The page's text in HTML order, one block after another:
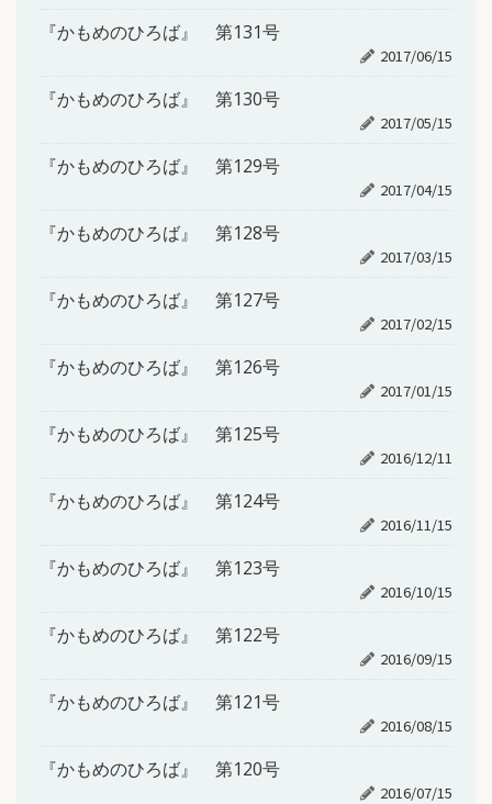
『かもめのひろば』 第131号
2017/06/15
『かもめのひろば』 第130号
2017/05/15
『かもめのひろば』 第129号
2017/04/15
『かもめのひろば』 第128号
2017/03/15
『かもめのひろば』 第127号
2017/02/15
『かもめのひろば』 第126号
2017/01/15
『かもめのひろば』 第125号
2016/12/11
『かもめのひろば』 第124号
2016/11/15
『かもめのひろば』 第123号
2016/10/15
『かもめのひろば』 第122号
2016/09/15
『かもめのひろば』 第121号
2016/08/15
『かもめのひろば』 第120号
2016/07/15